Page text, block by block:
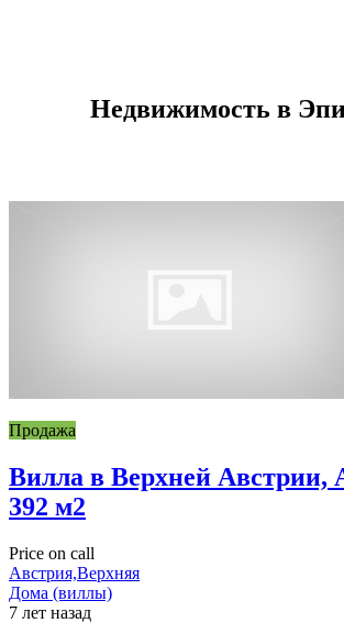
Недвижимость в
Продажа
Вилла в Верхней Австрии,
392 м2
Price on call
Австрия,Верхняя
Дома (виллы)
7 лет назад